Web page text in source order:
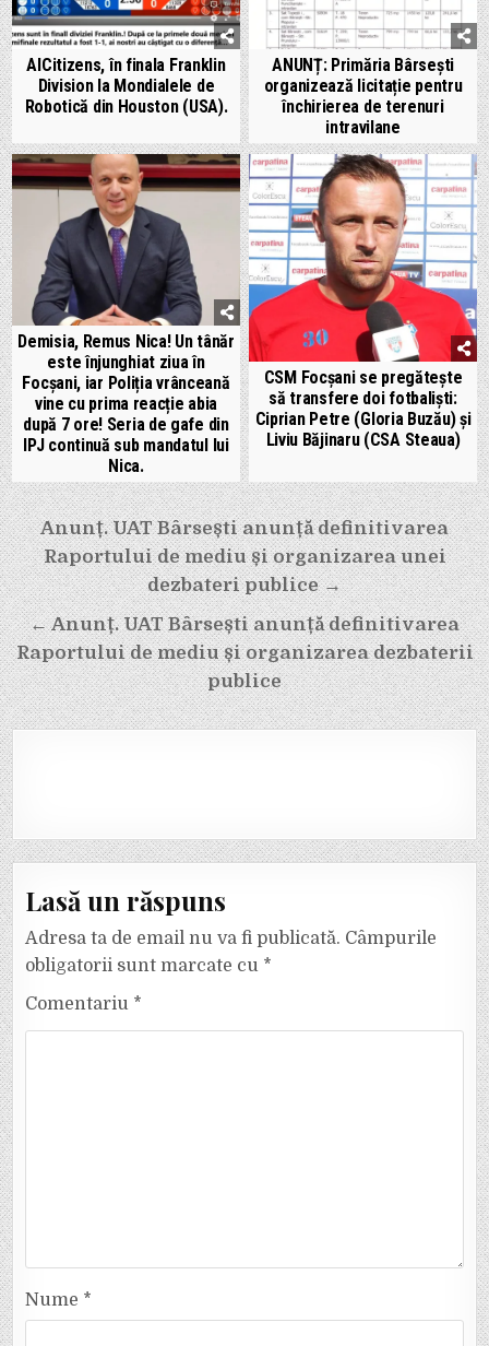
AICitizens, în finala Franklin
Division la Mondialele de
Robotică din Houston (USA).
ANUNȚ: Primăria Bârsești
organizează licitație pentru
închirierea de terenuri
intravilane
Demisia, Remus Nica! Un tânăr
este înjunghiat ziua în
Focșani, iar Poliția vrânceană
vine cu prima reacție abia
după 7 ore! Seria de gafe din
IPJ continuă sub mandatul lui
Nica.
CSM Focșani se pregătește
să transfere doi fotbaliști:
Ciprian Petre (Gloria Buzău) și
Liviu Băjinaru (CSA Steaua)
Navigare
în
articole
Anunț. UAT Bârsești anunță definitivarea
Raportului de mediu și organizarea unei
dezbateri publice →
← Anunț. UAT Bârsești anunță definitivarea
Raportului de mediu și organizarea dezbaterii
publice
Lasă un răspuns
Adresa ta de email nu va fi publicată. Câmpurile
obligatorii sunt marcate cu *
Comentariu *
Nume *